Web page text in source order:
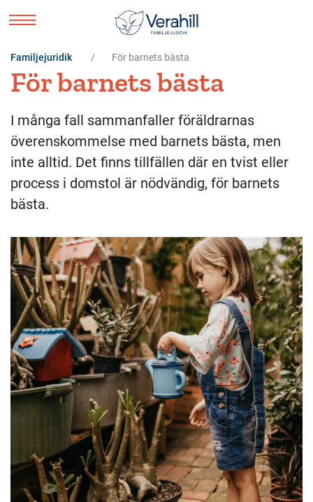
Familjejuridik För barnets bästa
För barnets bästa
I många fall sammanfaller föräldrarnas
överenskommelse med barnets bästa, men
inte alltid. Det finns tillfällen där en tvist eller
process i domstol är nödvändig, för barnets
bästa.